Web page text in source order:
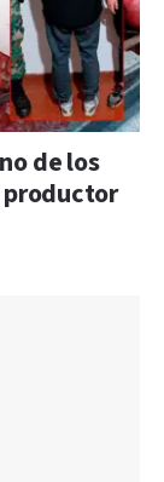
de los
productor